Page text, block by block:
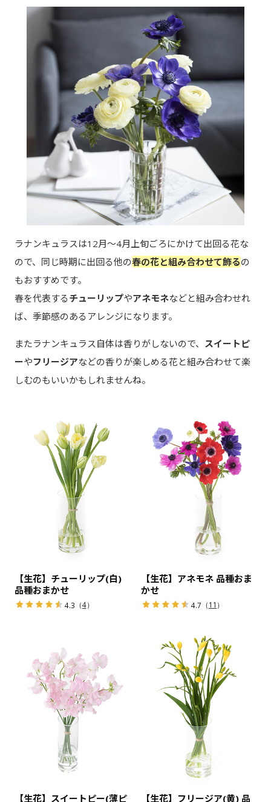
ラナンキュラスは12月～4月上旬ごろにかけて出回る花な
ので、同じ時期に出回る他の春の花と組み合わせて飾るの
もおすすめです。
春を代表する チューリップやアネモネなどと組み合わせれ
ば、季節感のあるアレンジになります。
またラナンキュラス自体は香りがしないので、 スイートピ
ーやフリージアなどの香りが楽しめる花と組み合わせて楽
しむのもいいかもしれませんね。
【生花】チューリップ(白)
品種おまかせ
4.3 （4）
【生花】アネモネ 品種おま
かせ
4.7 （11 ）
【生花】スイートピー(薄ピ
【生花】フリージア(黄) 品